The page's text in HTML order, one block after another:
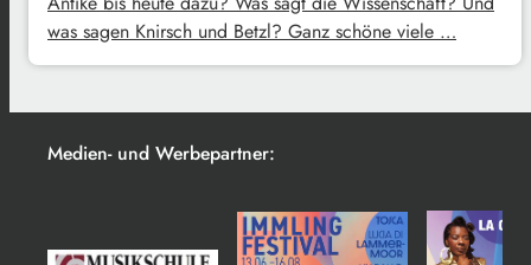
was sagen Knirsch und Betzl? Ganz schöne viele …
Medien- und Werbepartner: